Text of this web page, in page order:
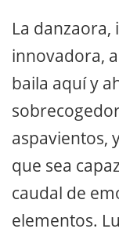
La
innovadora,
baila aquí y
aspavientos,
que sea
caudal de
elementos.